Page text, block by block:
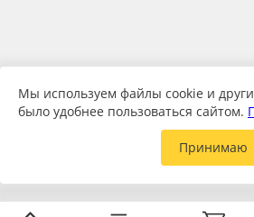
Мы используем файлы cookie и
было удобнее пользоваться сайтом.
Принимаю